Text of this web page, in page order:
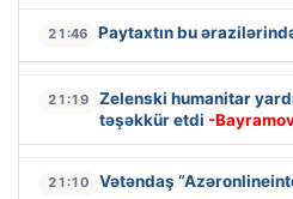
21:46 Paytaxtın bu
21:19
Zelenski humanitar
təşəkkür etdi -
21:10 Vətəndaş